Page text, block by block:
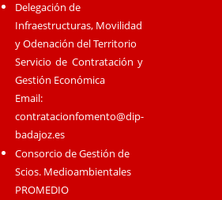
Delegación de
Infraestructuras, Movilidad
y Odenación del Territorio
Servicio de Contratación y
Gestión Económica
Email:
contratacionfomento@dip-
badajoz.es
Consorcio de Gestión de
Scios. Medioambientales
PROMEDIO